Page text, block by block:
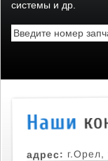
системы и др.
адрес: г.Орел,